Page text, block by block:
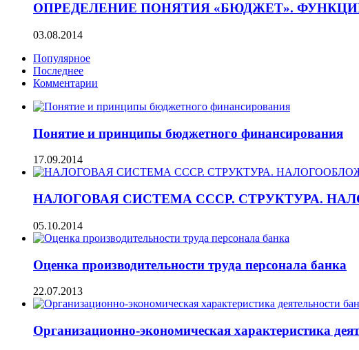
ОПРЕДЕЛЕНИЕ ПОНЯТИЯ «БЮДЖЕТ».
03.08.2014
Популярное
Последнее
Комментарии
Понятие и принципы бюджетного финансирования
17.09.2014
НАЛОГОВАЯ СИСТЕМА СССР. СТРУКТУРА.
05.10.2014
Оценка производительности труда персонала банка
22.07.2013
Организационно-экономическая характеристика